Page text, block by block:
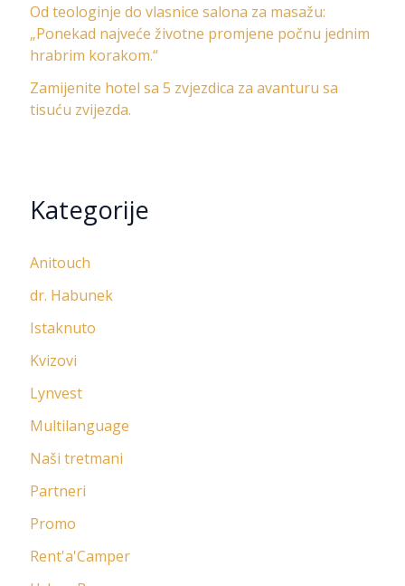
Od teologinje do vlasnice salona za masažu:
„Ponekad najveće životne promjene počnu jednim
hrabrim korakom.“
Zamijenite hotel sa 5 zvjezdica za avanturu sa
tisuću zvijezda.
Kategorije
Anitouch
dr. Habunek
Istaknuto
Kvizovi
Lynvest
Multilanguage
Naši tretmani
Partneri
Promo
Rent'a'Camper